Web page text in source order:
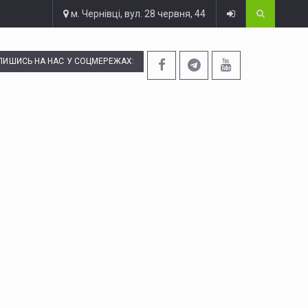
м. Чернівці, вул. 28 червня, 44
НА НАС У СОЦМЕРЕЖАХ: